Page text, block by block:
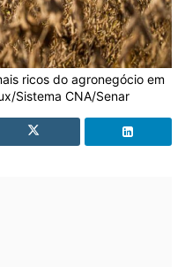
ricos do agronegócio em
Sistema CNA/Senar